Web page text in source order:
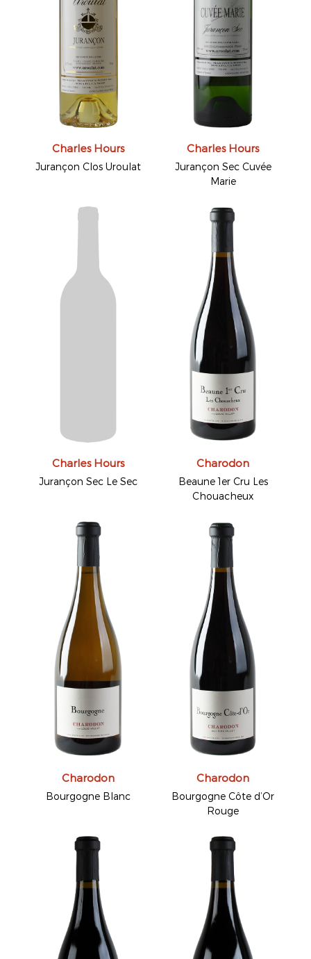
Charles Hours
Jurançon Clos Uroulat
Charles Hours
Jurançon Sec Cuvée
Marie
Charles Hours
Jurançon Sec Le Sec
Charodon
Beaune 1er Cru Les
Chouacheux
Charodon
Bourgogne Blanc
Charodon
Bourgogne Côte d’Or
Rouge